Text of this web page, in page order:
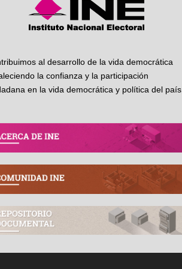
al desarrollo de la vida democrática
la confianza y la participación
en la vida democrática y política del país.